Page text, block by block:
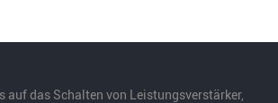
auf das Schalten von Leistungsverstärker,